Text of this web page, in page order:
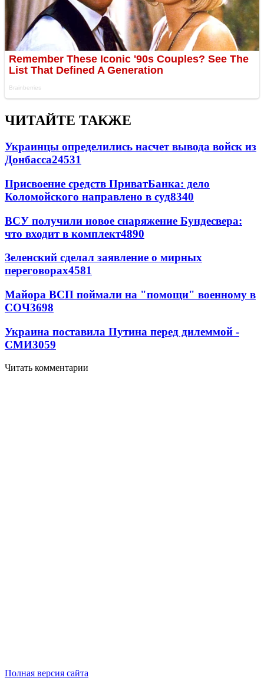
ЧИТАЙТЕ ТАКЖЕ
Украинцы определились насчет вывода войск из
Донбасса24531
Присвоение средств ПриватБанка: дело
Коломойского направлено в суд8340
ВСУ получили новое снаряжение Бундесвера:
что входит в комплект4890
Зеленский сделал заявление о мирных
переговорах4581
Майора ВСП поймали на "помощи" военному в
СОЧ3698
Украина поставила Путина перед дилеммой -
СМИ3059
Читать комментарии
Полная версия сайта